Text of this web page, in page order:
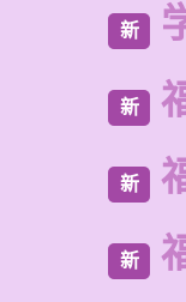
新
新
新
新